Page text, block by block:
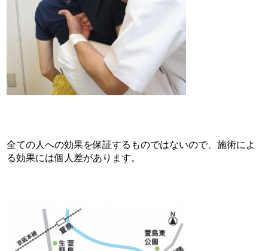
全ての人への効果を保証するものではないので、施術によ
る効果には個人差があります。